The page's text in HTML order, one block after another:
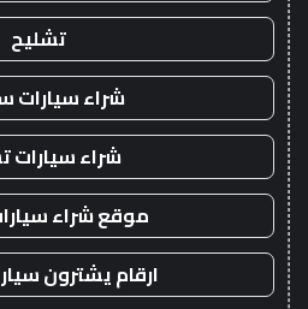
تشليح
شراء سيارات
شراء سيارات
موقع شراء
ارقام يشترون